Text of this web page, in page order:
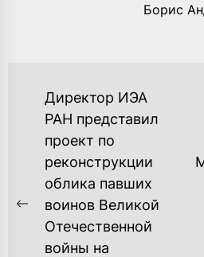
Борис
НАВИГАЦИЯ
ЗАПИСЯМ
Previous
post:
Директор ИЭА
РАН представил
проект по
реконструкции
облика павших
воинов Великой
Отечественной
войны на